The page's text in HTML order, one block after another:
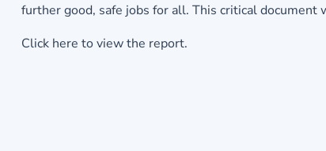
further good, safe jobs for all. This critical
Click here to view the report.